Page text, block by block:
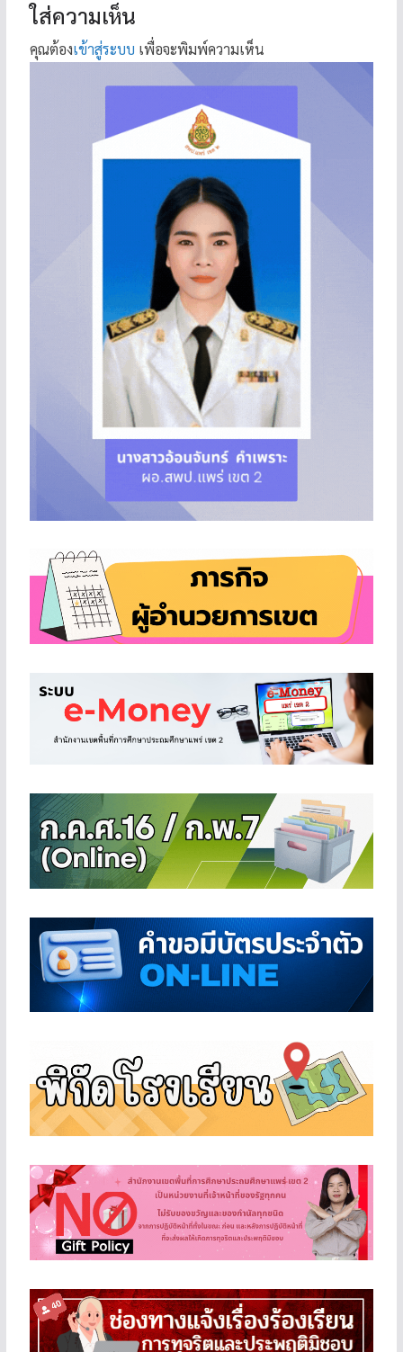
ใส่ความเห็น
คุณต้องเข้าสู่ระบบ เพื่อจะพิมพ์ความเห็น